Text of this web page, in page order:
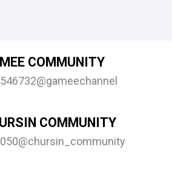
COMMUNITY
@gameechannel
COMMUNITY
@chursin_community